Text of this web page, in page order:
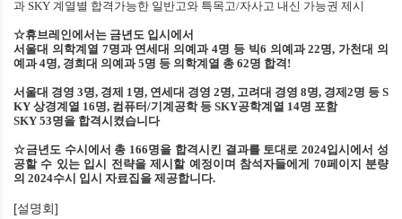
과 SKY 계열별 합격가능한 일반고와 특목고/자사고 내신 가능권 제시
☆휴브레인에서는 금년도 입시에서
서울대 의학계열 7명과 연세대 의예과4명 등 빅 6 의예과22명,가천대 의
예과4명, 경희대 의예과5명 등 의학계열 총 62명 합격 !
서울대 경영 3명, 경제 1 명, 연세대 경영 2명, 고려대 경영 8명, 경제 2명 등 S
KY 상경계열 16명, 컴퓨터 /기계공학 등 SKY공학계열 14명 포함
SKY 53명을 합격시켰습니다
☆금년도 수시에서 총 166명을 합격시킨 결과를 토대로 2024입시에서 성
공할 수 있는 입시 전략을 제시할 예정이며 참석자들에게 70페이지 분량
의 2024수시 입시 자료집을 제공합니다.
[설명회]